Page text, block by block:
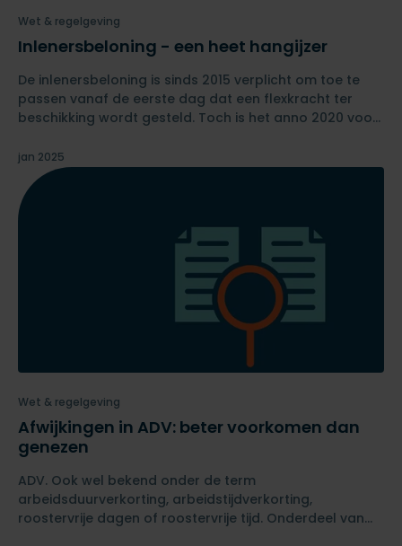
Wet & regelgeving
Inlenersbeloning - een heet hangijzer
De inlenersbeloning is sinds 2015 verplicht om toe te
passen vanaf de eerste dag dat een flexkracht ter
beschikking wordt gesteld. Toch is het anno 2020 voor
jan 2025
Wet & regelgeving
Afwijkingen in ADV: beter voorkomen dan
genezen
ADV. Ook wel bekend onder de term
arbeidsduurverkorting, arbeidstijdverkorting,
roostervrije dagen of roostervrije tijd. Onderdeel van